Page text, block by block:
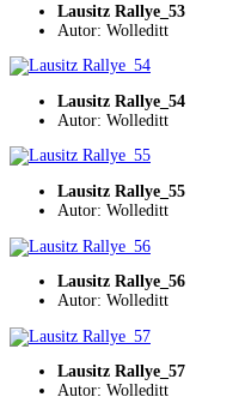
Lausitz Rallye_53
Autor: Wolleditt
Lausitz Rallye_54
Autor: Wolleditt
Lausitz Rallye_55
Autor: Wolleditt
Lausitz Rallye_56
Autor: Wolleditt
Lausitz Rallye_57
Autor: Wolleditt